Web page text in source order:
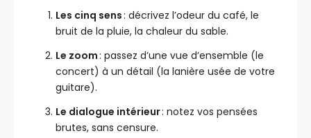
Les cinq sens: décrivez l’odeur du café, le
bruit de la pluie, la chaleur du sable.
Le zoom: passez d’une vue d’ensemble (le
concert) à un détail (la lanière usée de votre
guitare).
Le dialogue intérieur: notez vos pensées
brutes, sans censure.